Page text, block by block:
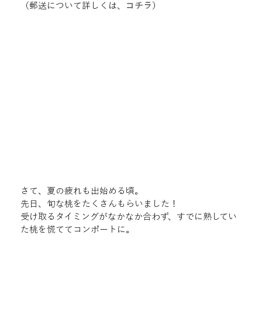
（郵送について詳しくは、
コチラ ）
さて、夏の疲れも出始める頃。
先日、旬な桃をたくさんもらいました！
受け取るタイミングがなかなか合わず、すでに熟してい
た桃を慌ててコンポートに。